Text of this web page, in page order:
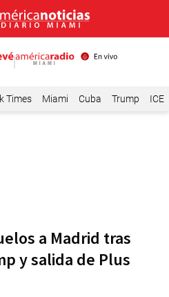
Times Miami Cuba Trump ICE
a Madrid tras
y salida de Plus